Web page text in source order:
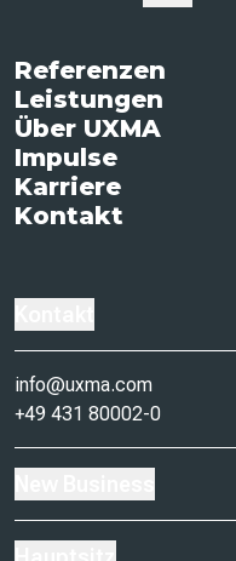
Referenzen
Leistungen
Über UXMA
Impulse
Karriere
Kontakt
info@uxma.com
+49 431 80002-0